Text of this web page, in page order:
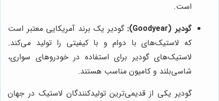
است.
گودیر (Goodyear):
گودیر یک برند آمریکایی معتبر است
که لاستیک‌های با دوام و با کیفیتی را تولید می‌کند.
لاستیک‌های گودیر برای استفاده در خودروهای سواری،
شاسی‌بلند و کامیون مناسب هستند.
گودیر یکی از قدیمی‌ترین تولیدکنندگان لاستیک در جهان